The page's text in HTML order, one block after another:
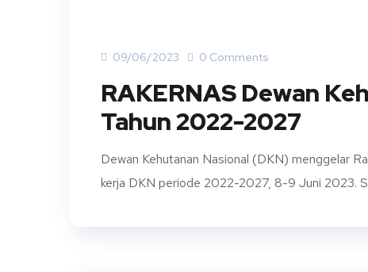
09/06/2023 0 Comments
RAKERNAS Dewan
Tahun 2022-2027
Dewan Kehutanan Nasional (DKN) menggelar
kerja DKN periode 2022-2027, 8-9 Juni 2023.